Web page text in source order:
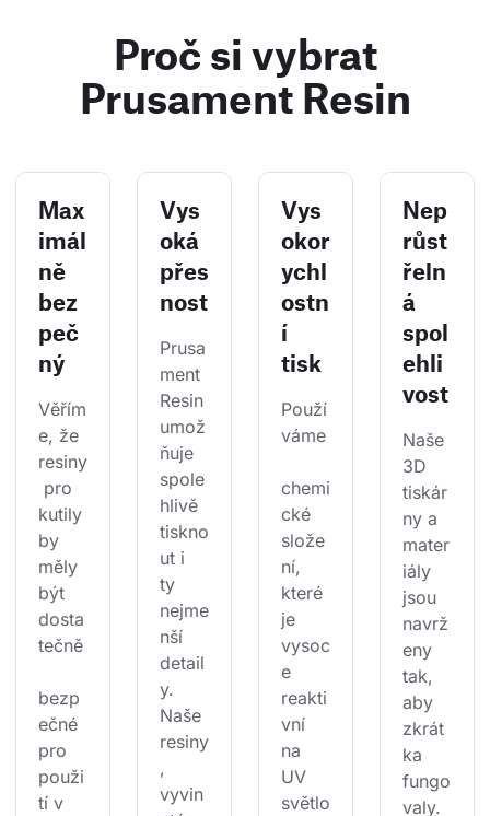
Proč si vybrat
Prusament Resin
Max
imál
ně
bez
peč
ný
Věřím
e, že
resiny
pro
kutily
by
měly
být
dosta
tečně
bezp
ečné
pro
použi
tí v
Vys
oká
přes
nost
Prusa
ment
Resin
umož
ňuje
spole
hlivě
tiskno
ut i
ty
nejme
nší
detail
y.
Naše
resiny
,
vyvin
Vys
okor
ychl
ostn
í
tisk
Použí
váme
chemi
cké
slože
ní,
které
je
vysoc
e
reakti
vní
na
UV
světlo
Nep
růst
řeln
á
spol
ehli
vost
Naše
3D
tiskár
ny a
mater
iály
jsou
navrž
eny
tak,
aby
zkrát
ka
fungo
valy.